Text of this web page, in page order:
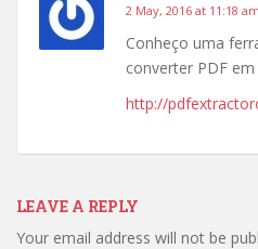
2 May, 2016 at 11:18 am
Conheço uma
converter PDF em
http://
LEAVE A REPLY
Your email address will not be